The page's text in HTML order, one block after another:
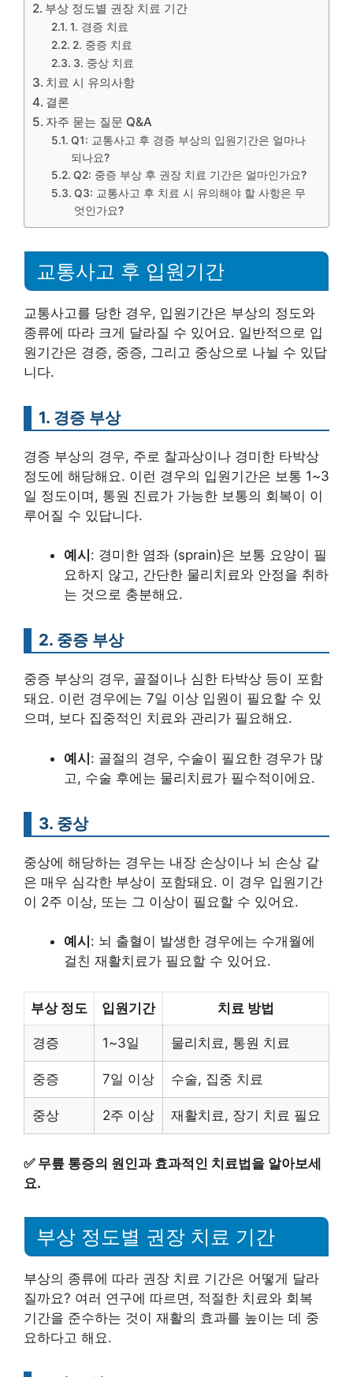
부상 정도별 권장 치료 기간
1. 경증 치료
2. 중증 치료
3. 중상 치료
치료 시 유의사항
결론
자주 묻는 질문 Q&A
Q1: 교통사고 후 경증 부상의 입원기간은 얼마나
되나요?
Q2: 중증 부상 후 권장 치료 기간은 얼마인가요?
Q3: 교통사고 후 치료 시 유의해야 할 사항은 무
엇인가요?
교통사고 후 입원기간
교통사고를 당한 경우, 입원기간은 부상의 정도와
종류에 따라 크게 달라질 수 있어요. 일반적으로 입
원기간은 경증, 중증, 그리고 중상으로 나뉠 수 있답
니다.
1. 경증 부상
경증 부상의 경우, 주로 찰과상이나 경미한 타박상
정도에 해당해요. 이런 경우의 입원기간은 보통 1~3
일 정도이며, 통원 진료가 가능한 보통의 회복이 이
루어질 수 있답니다.
예시 : 경미한 염좌 (sprain)은 보통 요양이 필
요하지 않고, 간단한 물리치료와 안정을 취하
는 것으로 충분해요.
2. 중증 부상
중증 부상의 경우, 골절이나 심한 타박상 등이 포함
돼요. 이런 경우에는 7일 이상 입원이 필요할 수 있
으며, 보다 집중적인 치료와 관리가 필요해요.
예시: 골절의 경우, 수술이 필요한 경우가 많
고, 수술 후에는 물리치료가 필수적이에요.
3. 중상
중상에 해당하는 경우는 내장 손상이나 뇌 손상 같
은 매우 심각한 부상이 포함돼요. 이 경우 입원기간
이 2주 이상, 또는 그 이상이 필요할 수 있어요.
예시 : 뇌 출혈이 발생한 경우에는 수개월에
걸친 재활치료가 필요할 수 있어요.
부상 정도 입원기간 치료 방법
경증 1~3일 물리치료, 통원 치료
중증 7일 이상 수술, 집중 치료
중상 2주 이상 재활치료, 장기 치료 필요
✅ 무릎 통증의 원인과 효과적인 치료법을 알아보세
요.
부상 정도별 권장 치료 기간
부상의 종류에 따라 권장 치료 기간은 어떻게 달라
질까요? 여러 연구에 따르면, 적절한 치료와 회복
기간을 준수하는 것이 재활의 효과를 높이는 데 중
요하다고 해요.